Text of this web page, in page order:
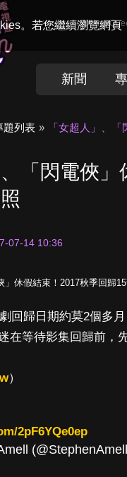
。若您繼續瀏覽網頁
Welcome to
新聞
題列表 「女超人」、
、「閃電俠
07-14 10:36
回歸日期約莫2個多
在等待影集回歸前，
）
2pF6YQe0ep